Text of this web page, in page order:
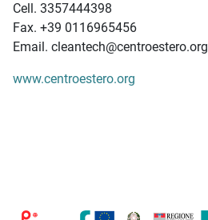
Cell. 3357444398
Fax. +39 0116965456
Email. cleantech@centroestero.org
www.centroestero.org